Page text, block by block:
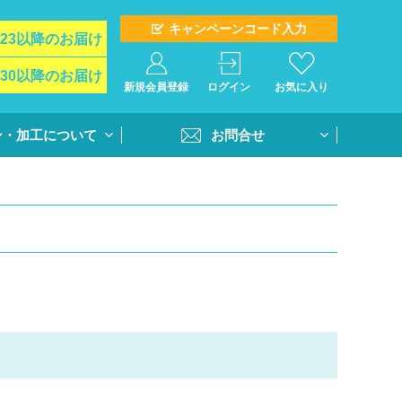
以降のお届け
以降のお届け
キャンペーンコード入力
新規会員登録 ログイン お気に入り
加工について お問合せ